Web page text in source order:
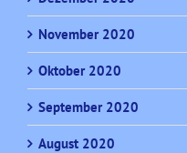
November 2020
Oktober 2020
September 2020
August 2020